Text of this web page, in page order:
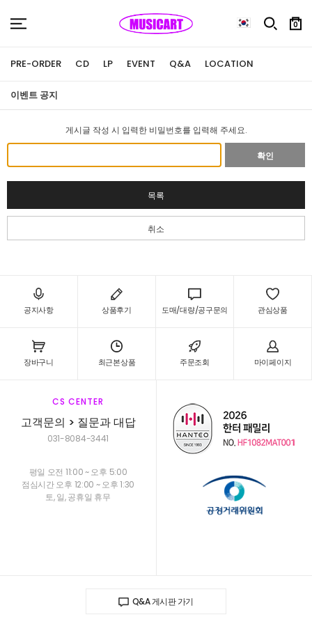
0
PRE-ORDER CD LP EVENT Q&A LOCATION
이벤트 공지
게시글 작성 시 입력한 비밀번호를 입력해 주세요.
확인
목록
취소
공지사항 상품후기 도매/대량/공구문의 관심상품
장바구니 최근본상품 주문조회 마이페이지
CS CENTER
고객문의 > 질문과 대답
031-8084-3441
평일 오전 11:00 ~ 오후 5:00
점심시간 오후 12:00 ~ 오후 1:30
토, 일, 공휴일 휴무
Q&A 게시판 가기